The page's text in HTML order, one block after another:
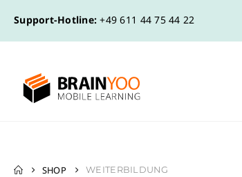
Support-Hotline: +49 611 44 75 44 22
SHOP WEITERBILDUNG